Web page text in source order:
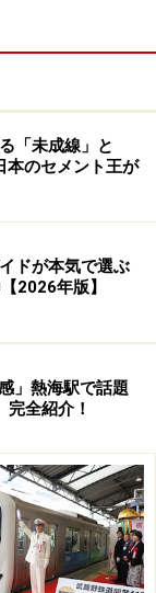
チョイスする
というポイン
姿が見えてく
谷本線がベスト
海～南稚内間で
端麗な利尻島が
海の孤島に聳え
。これを眺めて
「未成線」と
本のセメント王が
ドが本気で選ぶ
2026年版】
」熱海駅で話題
完全紹介！